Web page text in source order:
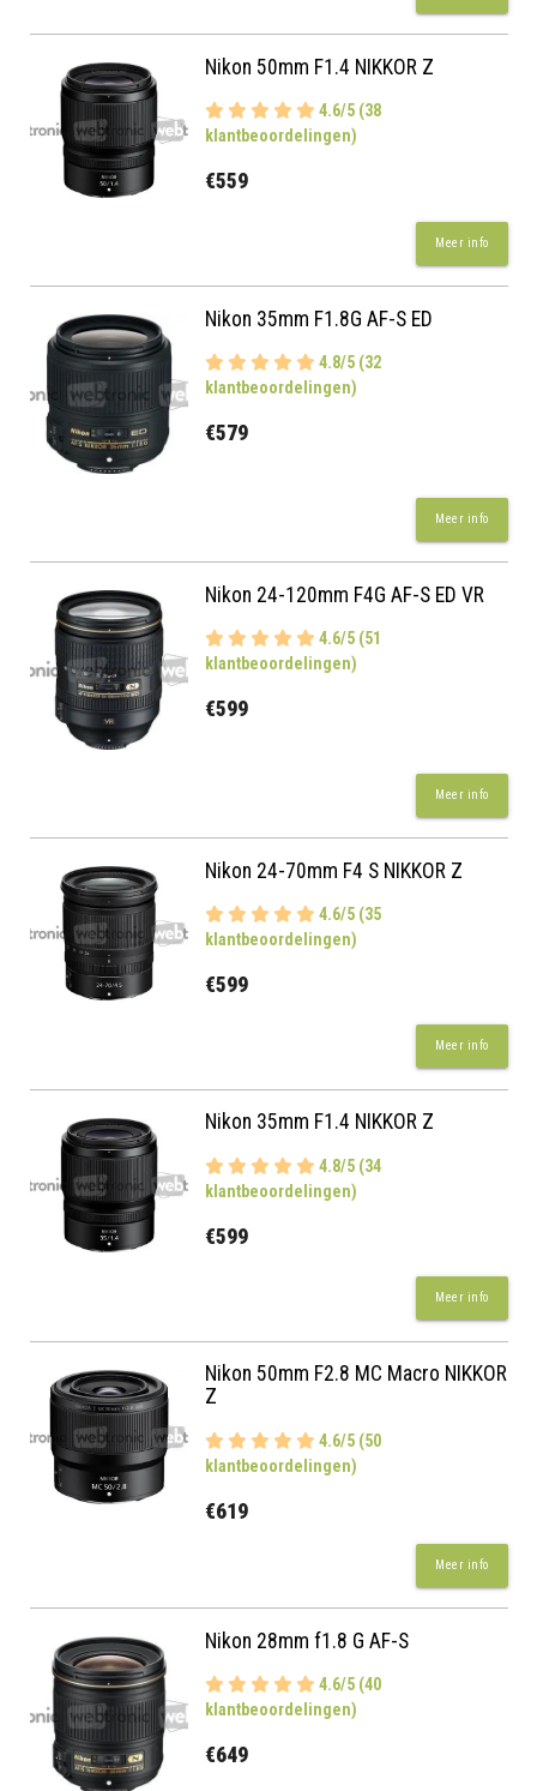
Nikon 50mm F1.4 NIKKOR Z
4.6/5 (38
klantbeoordelingen)
€559
Meer info
Nikon 35mm F1.8G AF-S ED
4.8/5 (32
klantbeoordelingen)
€579
Meer info
Nikon 24-120mm F4G AF-S ED VR
4.6/5 (51
klantbeoordelingen)
€599
Meer info
Nikon 24-70mm F4 S NIKKOR Z
4.6/5 (35
klantbeoordelingen)
€599
Meer info
Nikon 35mm F1.4 NIKKOR Z
4.8/5 (34
klantbeoordelingen)
€599
Meer info
Nikon 50mm F2.8 MC Macro NIKKOR
Z
4.6/5 (50
klantbeoordelingen)
€619
Meer info
Nikon 28mm f1.8 G AF-S
4.6/5 (40
klantbeoordelingen)
€649